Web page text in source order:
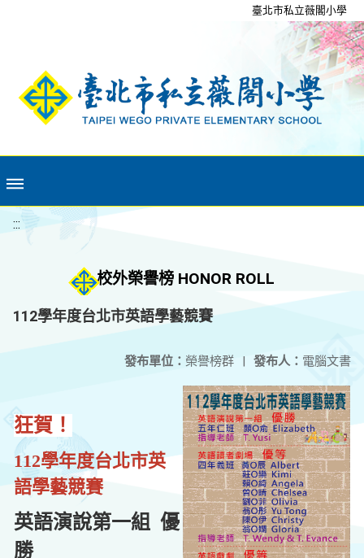
臺北市私立薇閣小學
:::
校外榮譽榜 HONOR ROLL
112學年度台北市英語學藝競賽
發布人： 電腦文書
發布單位： 榮譽榜群 |
狂賀！
112學年度台北市英
語學藝競賽
英語演說第一組 優
勝